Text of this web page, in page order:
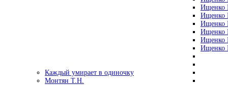
Ищенко
Ищенко
Ищенко
Ищенко
Ищенко
Ищенко
Каждый умирает в одиночку
Монтян Т.Н.